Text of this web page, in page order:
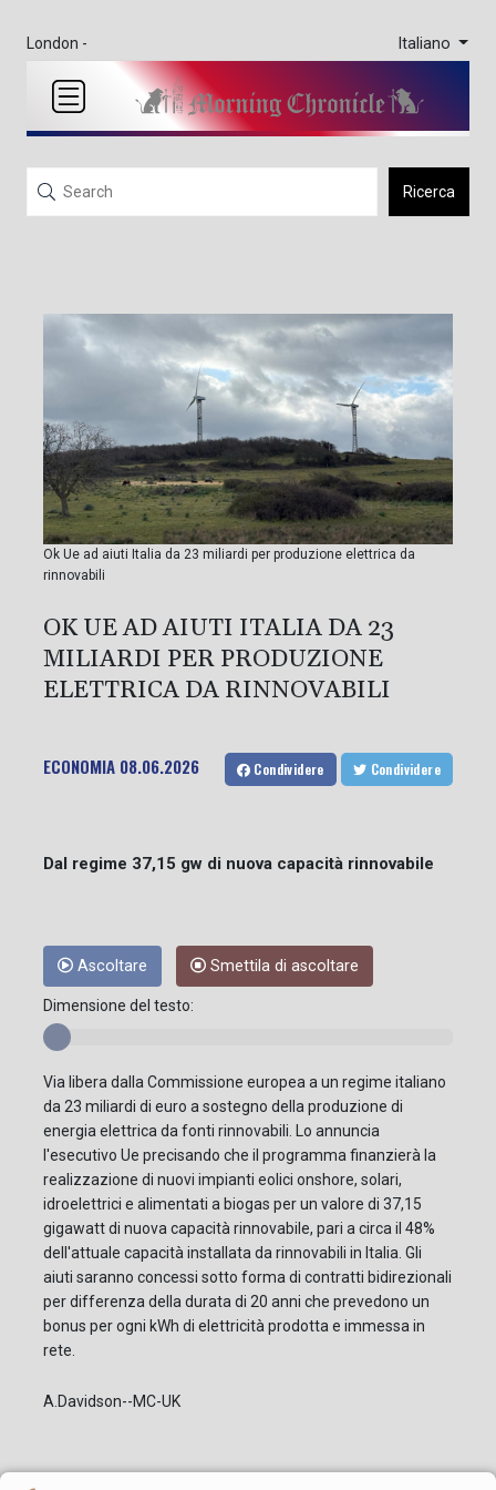
London - Italiano
Ricerca
Ok Ue ad aiuti Italia da 23 miliardi per produzione elettrica da
rinnovabili
OK UE AD AIUTI ITALIA DA 23
MILIARDI PER PRODUZIONE
ELETTRICA DA RINNOVABILI
ECONOMIA 08.06.2026 Condividere Condividere
Dal regime 37,15 gw di nuova capacità rinnovabile
Ascoltare Smettila di ascoltare
Dimensione del testo:
Via libera dalla Commissione europea a un regime italiano
da 23 miliardi di euro a sostegno della produzione di
energia elettrica da fonti rinnovabili. Lo annuncia
l'esecutivo Ue precisando che il programma finanzierà la
realizzazione di nuovi impianti eolici onshore, solari,
idroelettrici e alimentati a biogas per un valore di 37,15
gigawatt di nuova capacità rinnovabile, pari a circa il 48%
dell'attuale capacità installata da rinnovabili in Italia. Gli
aiuti saranno concessi sotto forma di contratti bidirezionali
per differenza della durata di 20 anni che prevedono un
bonus per ogni kWh di elettricità prodotta e immessa in
rete.
A.Davidson--MC-UK